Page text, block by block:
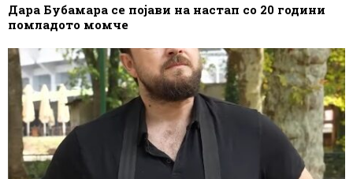
Дара Бубамара се појави на настап со 20 години
помладото момче